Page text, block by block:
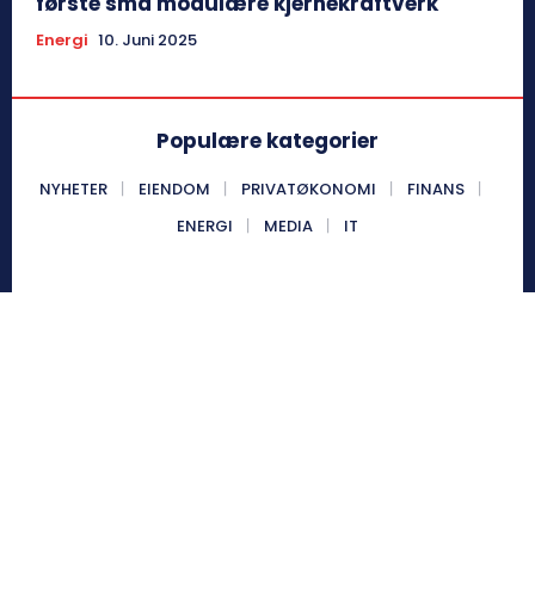
Energi 10. Juni 2025
Populære kategorier
NYHETER EIENDOM PRIVATØKONOMI
FINANS
ENERGI
MEDIA IT